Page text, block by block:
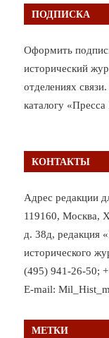
ПОДПИСКА
Оформить
исторический
отделениях
каталогу
КОНТАКТЫ
Адрес редакции
119160, Москва,
д. 38д, редакция
исторического
(495) 941-26-50;
E-mail:
МЕТКИ